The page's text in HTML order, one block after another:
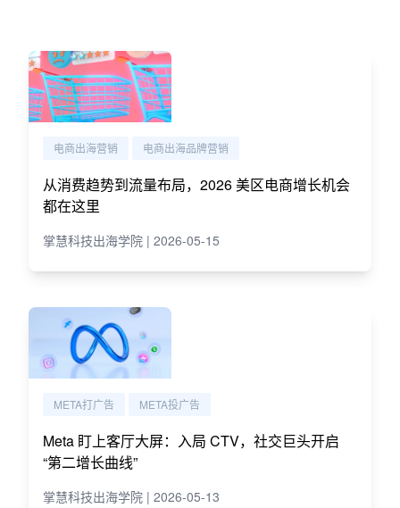
电商出海营销 电商出海品牌营销
从消费趋势到流量布局，2026 美区电商增长机会
都在这里
掌慧科技出海学院 | 2026-05-15
META打广告 META投广告
Meta 盯上客厅大屏：入局 CTV，社交巨头开启
“第二增长曲线”
掌慧科技出海学院 | 2026-05-13